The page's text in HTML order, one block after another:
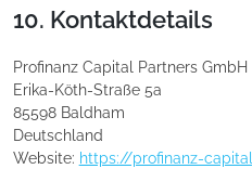
10. Kontaktdetails
Profinanz Capital Partners GmbH
Erika-Köth-Straße 5a
85598 Baldham
Deutschland
Website: https://profinanz-